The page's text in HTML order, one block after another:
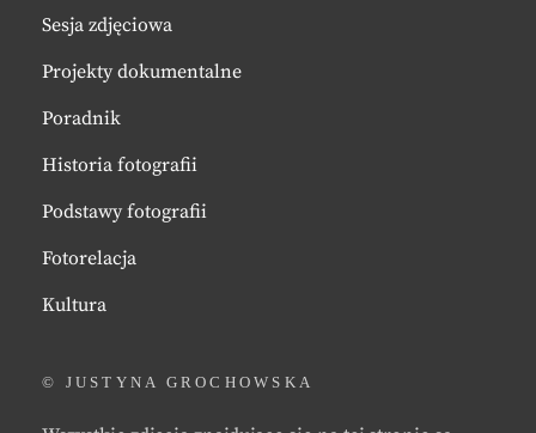
Sesja zdjęciowa
Projekty dokumentalne
Poradnik
Historia fotografii
Podstawy fotografii
Fotorelacja
Kultura
© JUSTYNA GROCHOWSKA